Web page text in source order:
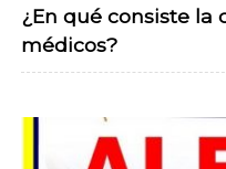
¿En qué consiste la
médicos?